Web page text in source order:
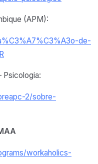
(APM):
de-
Psicologia:
2/sobre-
workaholics-